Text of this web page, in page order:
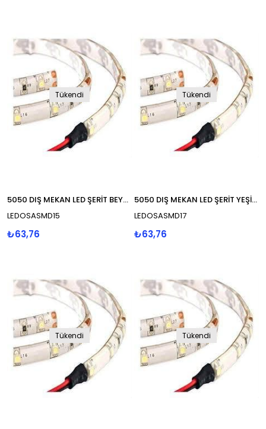
Tükendi
5050 DIŞ MEKAN LED ŞERİT BEYAZ
LEDOSASMD15
₺63,76
Tükendi
5050 DIŞ MEKAN LED ŞERİT YEŞİL 3 ÇİPLİ
LEDOSASMD17
₺63,76
Tükendi Tükendi